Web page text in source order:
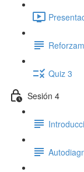
Quiz 3
Sesión 4